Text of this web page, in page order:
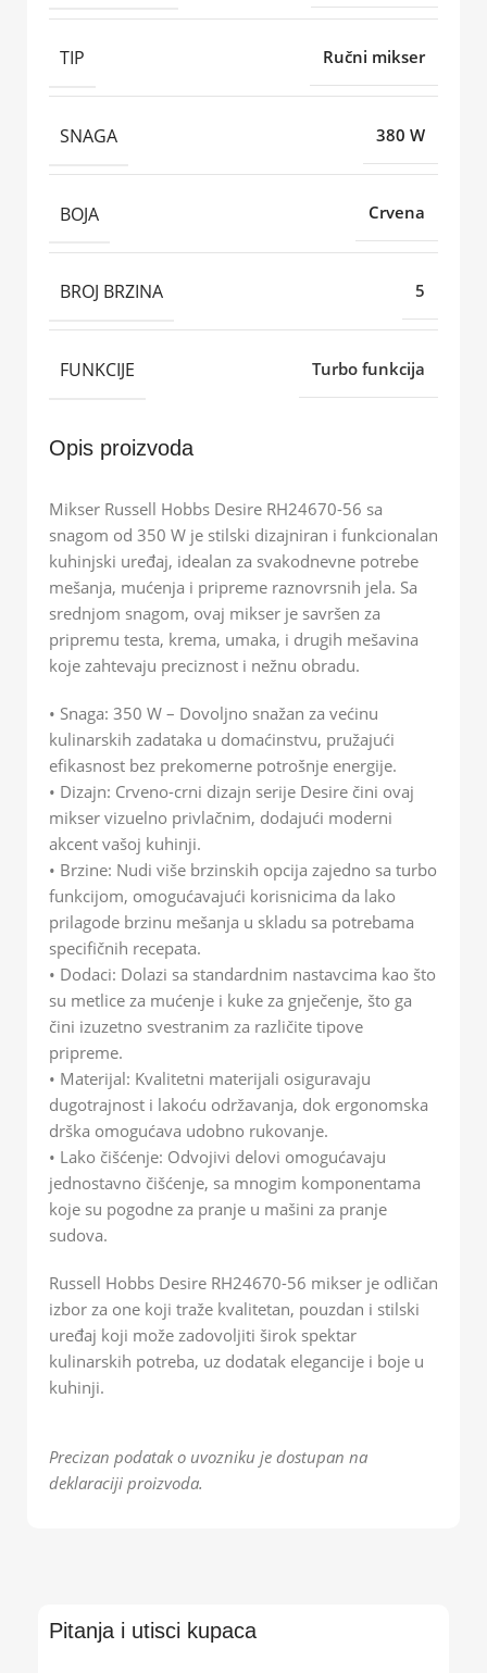
TIP Ručni mikser
SNAGA 380 W
BOJA Crvena
BROJ BRZINA 5
FUNKCIJE Turbo funkcija
Opis proizvoda
Mikser Russell Hobbs Desire RH24670-56 sa
snagom od 350 W je stilski dizajniran i funkcionalan
kuhinjski uređaj, idealan za svakodnevne potrebe
mešanja, mućenja i pripreme raznovrsnih jela. Sa
srednjom snagom, ovaj mikser je savršen za
pripremu testa, krema, umaka, i drugih mešavina
koje zahtevaju preciznost i nežnu obradu.
• Snaga: 350 W – Dovoljno snažan za većinu
kulinarskih zadataka u domaćinstvu, pružajući
efikasnost bez prekomerne potrošnje energije.
• Dizajn: Crveno-crni dizajn serije Desire čini ovaj
mikser vizuelno privlačnim, dodajući moderni
akcent vašoj kuhinji.
• Brzine: Nudi više brzinskih opcija zajedno sa turbo
funkcijom, omogućavajući korisnicima da lako
prilagode brzinu mešanja u skladu sa potrebama
specifičnih recepata.
• Dodaci: Dolazi sa standardnim nastavcima kao što
su metlice za mućenje i kuke za gnječenje, što ga
čini izuzetno svestranim za različite tipove
pripreme.
• Materijal: Kvalitetni materijali osiguravaju
dugotrajnost i lakoću održavanja, dok ergonomska
drška omogućava udobno rukovanje.
• Lako čišćenje: Odvojivi delovi omogućavaju
jednostavno čišćenje, sa mnogim komponentama
koje su pogodne za pranje u mašini za pranje
sudova.
Russell Hobbs Desire RH24670-56 mikser je odličan
izbor za one koji traže kvalitetan, pouzdan i stilski
uređaj koji može zadovoljiti širok spektar
kulinarskih potreba, uz dodatak elegancije i boje u
kuhinji.
Precizan podatak o uvozniku je dostupan na
deklaraciji proizvoda.
Pitanja i utisci kupaca